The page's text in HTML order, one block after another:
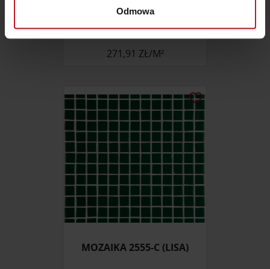
dane są przetwarzane oraz ustaw własne preferencje w
zmienić lub wycofać swoją zgodę w dowolnej chwili.
analizować ruch w naszej witrynie. Informacje o tym, jak
korzystasz z naszej witryny, udostępniamy partnerom
społecznościowym, reklamowym i analitycznym.
Partnerzy mogą połączyć te informacje z innymi danymi
otrzymanymi od Ciebie lub uzyskanymi podczas
korzystania z ich usług.
Odmowa
271,91 ZŁ/M²
MOZAIKA 2555-C (LISA)